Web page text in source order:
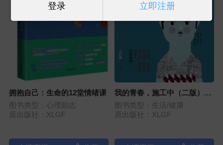
拥抱自己：生命的12堂情绪课
图书类型：心理励志
原出版社：XLGF
我的青春，施工中（二版）：
王浩威医师的青春门诊
图书类型：生活/健康
原出版社：XLGF
登录 立即注册